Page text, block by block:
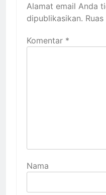
Alamat email Anda
dipublikasikan.
Komentar *
Nama